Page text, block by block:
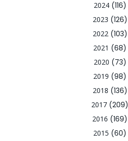
2024(116)
2023 (126)
2022(103)
2021 (68)
2020 (73)
2019 (98)
2018 (136)
2017 (209)
2016 (169)
2015 (60)